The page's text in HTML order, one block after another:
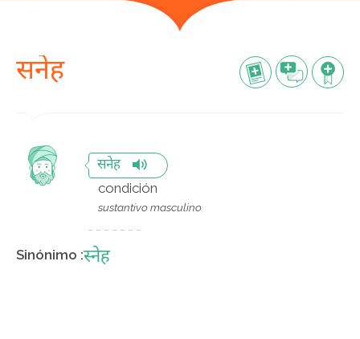
सनेह
सनेह
condición
sustantivo masculino
Sinónimo :स्नेह